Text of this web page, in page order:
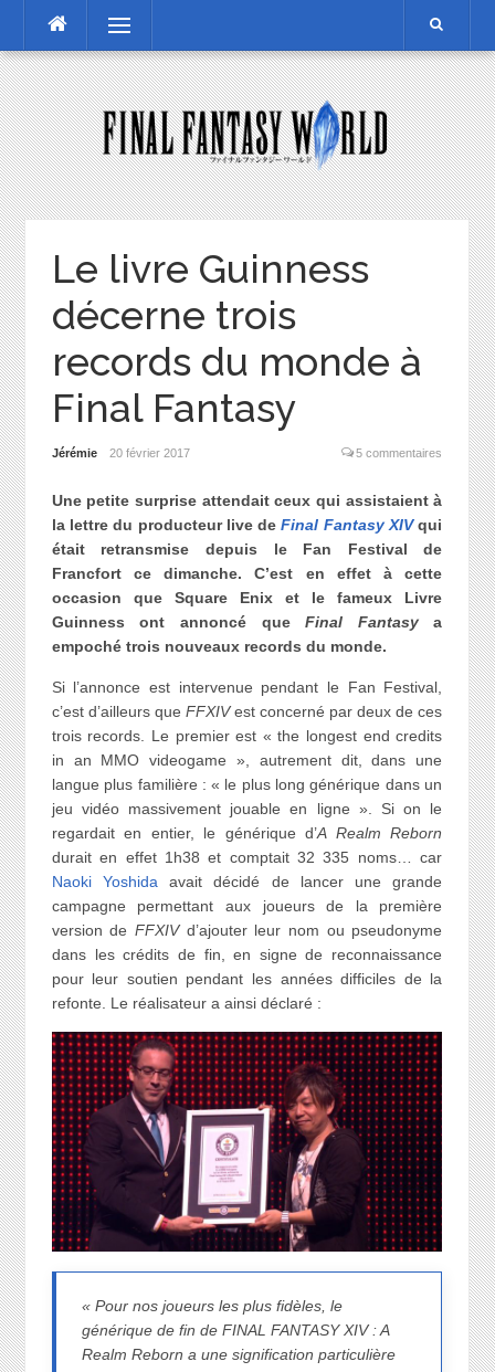
content
Menu
Le livre Guinness
décerne trois
records du monde à
Final Fantasy
Jérémie 20 février 2017 5 commentaires
Une petite surprise attendait ceux qui assistaient à
la lettre du producteur live deFinal Fantasy XIVqui
était retransmise depuis le Fan Festival de
Francfort ce dimanche. C’est en effet à cette
occasion que Square Enix et le fameux Livre
Guinness ont annoncé queFinal Fantasya
empoché trois nouveaux records du monde.
Si l’annonce est intervenue pendant le Fan Festival,
c’est d’ailleurs que FFXIVest concerné par deux de ces
trois records. Le premier est « the longest end credits
in an MMO videogame », autrement dit, dans une
langue plus familière : « le plus long générique dans un
jeu vidéo massivement jouable en ligne ». Si on le
regardait en entier, le générique d’A Realm Reborn
durait en effet 1h38 et comptait 32 335 noms… car
Naoki Yoshida avait décidé de lancer une grande
campagne permettant aux joueurs de la première
version deFFXIVd’ajouter leur nom ou pseudonyme
dans les crédits de fin, en signe de reconnaissance
pour leur soutien pendant les années difficiles de la
refonte. Le réalisateur a ainsi déclaré :
« Pour nos joueurs les plus fidèles, le
générique de fin de FINAL FANTASY XIV : A
Realm Reborn a une signification particulière